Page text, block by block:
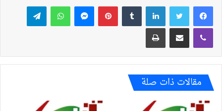
فيسبوك تويتر لينكدإن بينتيريستماسنجر واتساب تيلقرام
ڤايبر مشاركة عبر البريد طباعة
مقالات ذات صلة